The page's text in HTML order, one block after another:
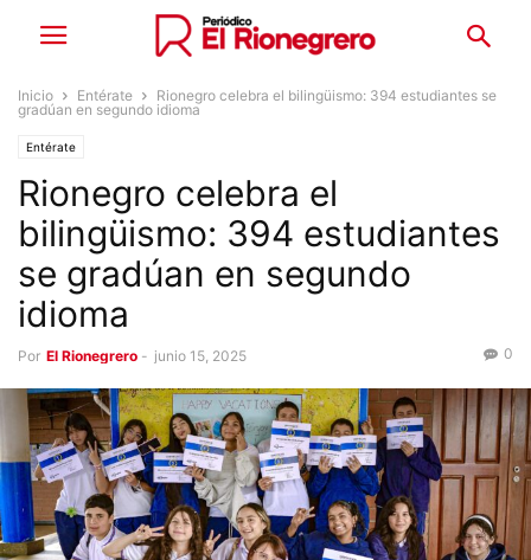
Inicio Entérate
Rionegro celebra el bilingüismo: 394 estudiantes se
gradúan en segundo idioma
Entérate
Rionegro celebra el
bilingüismo: 394 estudiantes
se gradúan en segundo
idioma
Por El Rionegrero - junio 15, 2025 0